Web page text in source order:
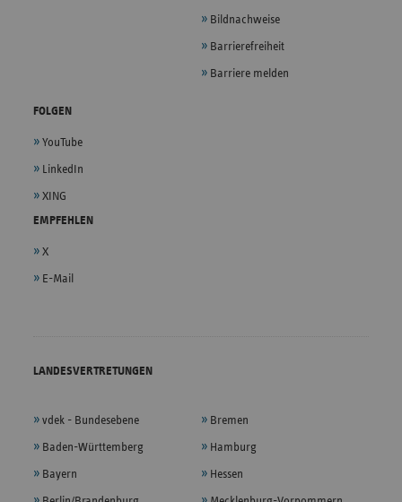
Bildnachweise
Barrierefreiheit
Barriere melden
FOLGEN
YouTube
LinkedIn
XING
EMPFEHLEN
X
E-Mail
LANDESVERTRETUNGEN
vdek - Bundesebene
Baden-Württemberg
Bayern
Bremen
Hamburg
Hessen